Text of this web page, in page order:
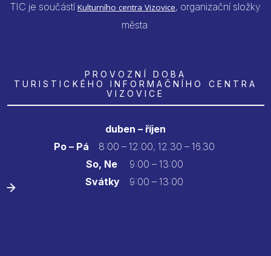
TIC je součástí Kulturního centra Vizovice, organizační složky
města
PROVOZNÍ DOBA
TURISTICKÉHO INFORMAČNÍHO CENTRA
VIZOVICE
duben – říjen
Po – Pá
8:00 – 12:00, 12.30 – 16.30
So, Ne9:00 – 13:00
Svátky 9:00 – 13:00